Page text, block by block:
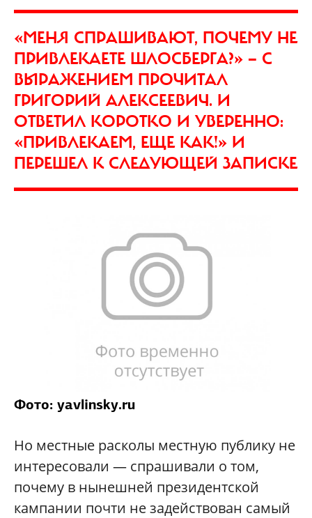
«МЕНЯ СПРАШИВАЮТ, ПОЧЕМУ НЕ
ПРИВЛЕКАЕТЕ ШЛОСБЕРГА?» — С
ВЫРАЖЕНИЕМ ПРОЧИТАЛ
ГРИГОРИЙ АЛЕКСЕЕВИЧ. И
ОТВЕТИЛ КОРОТКО И УВЕРЕННО:
«ПРИВЛЕКАЕМ, ЕЩЕ КАК!» И
ПЕРЕШЕЛ К СЛЕДУЮЩЕЙ ЗАПИСКЕ
Фото: yavlinsky.ru
Но местные расколы местную публику не
интересовали — спрашивали о том,
почему в нынешней президентской
кампании почти не задействован самый